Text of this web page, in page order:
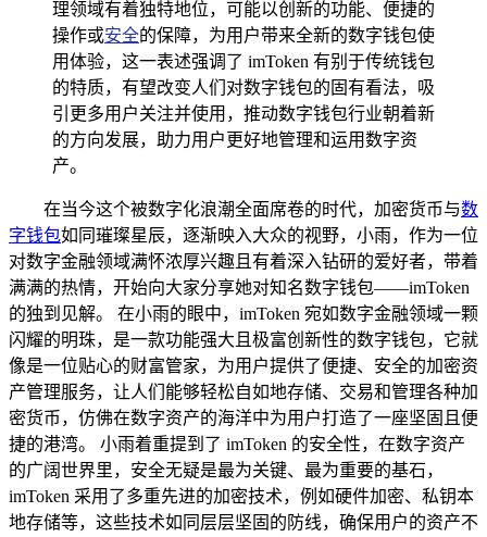
理领域有着独特地位，可能以创新的功能、便捷的
操作或安全的保障，为用户带来全新的数字钱包使
用体验，这一表述强调了 imToken 有别于传统钱包
的特质，有望改变人们对数字钱包的固有看法，吸
引更多用户关注并使用，推动数字钱包行业朝着新
的方向发展，助力用户更好地管理和运用数字资
产。
在当今这个被数字化浪潮全面席卷的时代，加密货币与数
字钱包如同璀璨星辰，逐渐映入大众的视野，小雨，作为一位
对数字金融领域满怀浓厚兴趣且有着深入钻研的爱好者，带着
满满的热情，开始向大家分享她对知名数字钱包——imToken
的独到见解。 在小雨的眼中，imToken 宛如数字金融领域一颗
闪耀的明珠，是一款功能强大且极富创新性的数字钱包，它就
像是一位贴心的财富管家，为用户提供了便捷、安全的加密资
产管理服务，让人们能够轻松自如地存储、交易和管理各种加
密货币，仿佛在数字资产的海洋中为用户打造了一座坚固且便
捷的港湾。 小雨着重提到了 imToken 的安全性，在数字资产
的广阔世界里，安全无疑是最为关键、最为重要的基石，
imToken 采用了多重先进的加密技术，例如硬件加密、私钥本
地存储等，这些技术如同层层坚固的防线，确保用户的资产不